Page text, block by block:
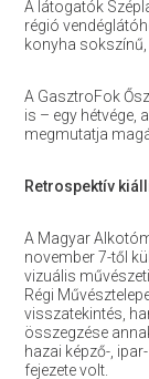
A látogatók
régió
konyha sokszínű,
A GasztroFok
is – egy hétvége,
megmutatja
Retrospektív
A Magyar
november 7-től
vizuális
Régi
visszatekintés,
összegzése
hazai képző-,
fejezete volt.